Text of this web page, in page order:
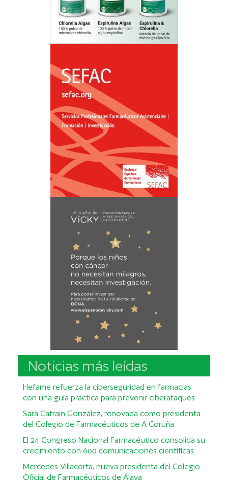
Noticias más leídas
Hefame refuerza la ciberseguridad en farmacias
con una guía práctica para prevenir ciberataques
Sara Catrain González, renovada como presidenta
del Colegio de Farmacéuticos de A Coruña
El 24 Congreso Nacional Farmacéutico consolida su
crecimiento con 600 comunicaciones científicas
Mercedes Villacorta, nueva presidenta del Colegio
Oficial de Farmacéuticos de Álava